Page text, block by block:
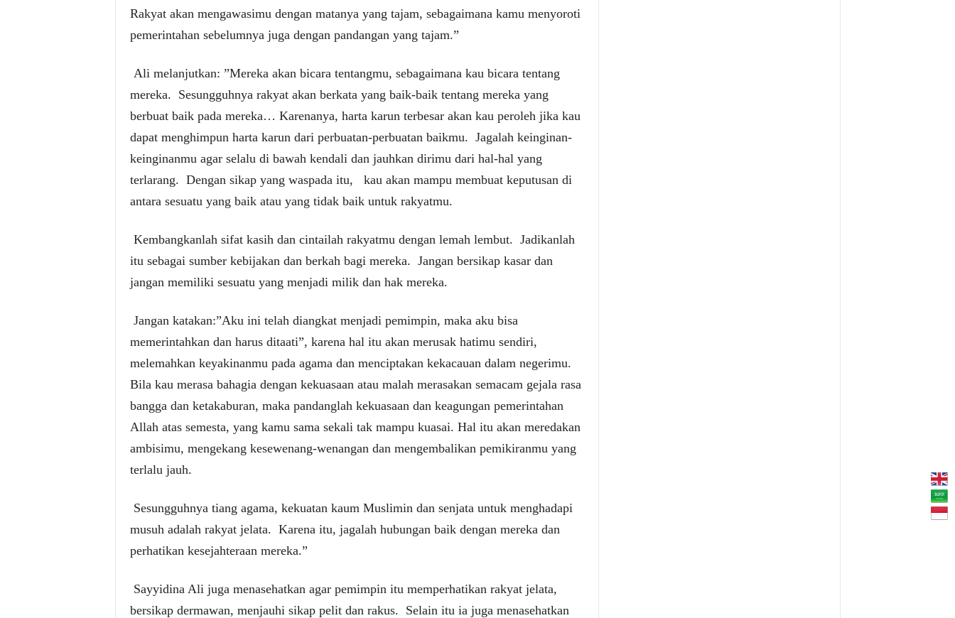
Rakyat akan mengawasimu dengan matanya yang tajam, sebagaimana kamu menyoroti
pemerintahan sebelumnya juga dengan pandangan yang tajam.”
Ali melanjutkan: ”Mereka akan bicara tentangmu, sebagaimana kau bicara tentang
mereka. Sesungguhnya rakyat akan berkata yang baik-baik tentang mereka yang
berbuat baik pada mereka… Karenanya, harta karun terbesar akan kau peroleh jika kau
dapat menghimpun harta karun dari perbuatan-perbuatan baikmu. Jagalah keinginan-
keinginanmu agar selalu di bawah kendali dan jauhkan dirimu dari hal-hal yang
terlarang. Dengan sikap yang waspada itu,
kau akan mampu membuat keputusan di
antara sesuatu yang baik atau yang tidak baik untuk rakyatmu.
Kembangkanlah sifat kasih dan cintailah rakyatmu dengan lemah lembut. Jadikanlah
itu sebagai sumber kebijakan dan berkah bagi mereka. Jangan bersikap kasar dan
jangan memiliki sesuatu yang menjadi milik dan hak mereka.
Jangan katakan:”Aku ini telah diangkat menjadi pemimpin, maka aku bisa
memerintahkan dan harus ditaati”, karena hal itu akan merusak hatimu sendiri,
melemahkan keyakinanmu pada agama dan menciptakan kekacauan dalam negerimu.
Bila kau merasa bahagia dengan kekuasaan atau malah merasakan semacam gejala rasa
bangga dan ketakaburan, maka pandanglah kekuasaan dan keagungan pemerintahan
Allah atas semesta, yang kamu sama sekali tak mampu kuasai. Hal itu akan meredakan
ambisimu, mengekang kesewenang-wenangan dan mengembalikan pemikiranmu yang
terlalu jauh.
Sesungguhnya tiang agama, kekuatan kaum Muslimin dan senjata untuk menghadapi
musuh adalah rakyat jelata. Karena itu, jagalah hubungan baik dengan mereka dan
perhatikan kesejahteraan mereka.”
Sayyidina Ali juga menasehatkan agar pemimpin itu memperhatikan rakyat jelata,
bersikap dermawan, menjauhi sikap pelit dan rakus. Selain itu ia juga menasehatkan